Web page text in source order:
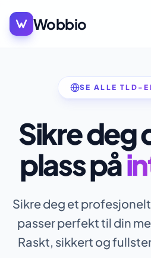
Wobbio
SE ALLE TLD-
Sikre deg
plass på
Sikre deg et
passer perfekt til din
Raskt, sikkert og